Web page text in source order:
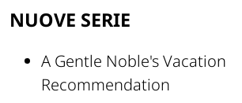
NUOVE SERIE
A Gentle Noble's Vacation
Recommendation